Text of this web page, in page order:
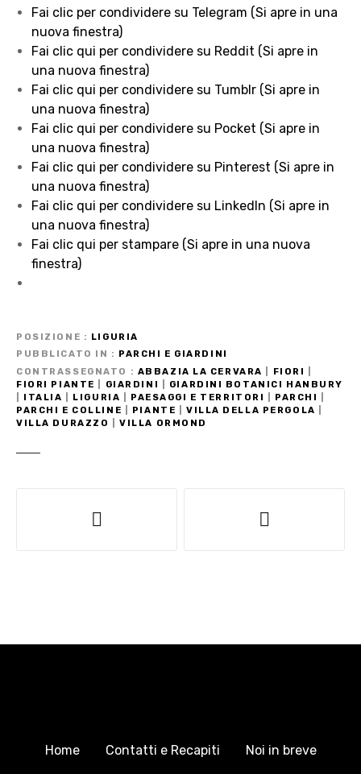
Fai clic per condividere su Telegram (Si apre in una
nuova finestra)
Fai clic qui per condividere su Reddit (Si apre in
una nuova finestra)
Fai clic qui per condividere su Tumblr (Si apre in
una nuova finestra)
Fai clic qui per condividere su Pocket (Si apre in
una nuova finestra)
Fai clic qui per condividere su Pinterest (Si apre in
una nuova finestra)
Fai clic qui per condividere su LinkedIn (Si apre in
una nuova finestra)
Fai clic qui per stampare (Si apre in una nuova
finestra)
POSIZIONE
LIGURIA
PUBBLICATO IN
PARCHI E GIARDINI
CONTRASSEGNATO
ABBAZIA LA CERVARA FIORI
FIORI PIANTE
GIARDINI
GIARDINI BOTANICI HANBURY
ITALIA LIGURIA PAESAGGI E TERRITORI PARCHI
PARCHI E COLLINE
PIANTE VILLA DELLA PERGOLA
VILLA DURAZZO
|VILLA ORMOND
Home Contatti e Recapiti Noi in breve